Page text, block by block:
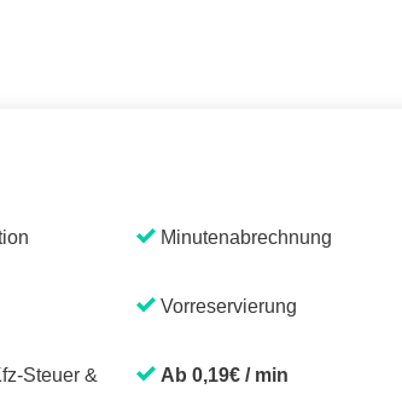
Steuer &
Minutenabrechnung
Vorreservierung
Ab 0,19€ / min